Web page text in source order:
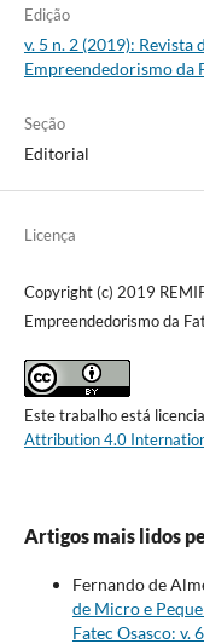
Edição
v. 5 n. 2 (2019): Revista
Empreendedorismo da
Seção
Editorial
Licença
Copyright (c) 2019
Empreendedorismo da
Este trabalho está
Attribution 4.0
Artigos mais lidos
Fernando de
de Micro e
Fatec Osasco: v.